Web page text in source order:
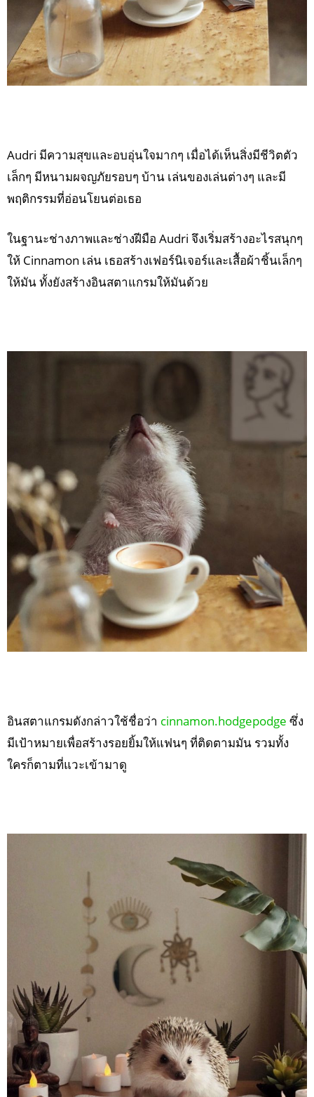
Audri มีความสุขและอบอุ่นใจมากๆ เมื่อได้เห็นสิ่งมีชีวิตตัว
เล็กๆ มีหนามผจญภัยรอบๆ บ้าน เล่นของเล่นต่างๆ และมี
พฤติกรรมที่อ่อนโยนต่อเธอ
ในฐานะช่างภาพและช่างฝีมือ Audri จึงเริ่มสร้างอะไรสนุกๆ
ให้ Cinnamon เล่น เธอสร้างเฟอร์นิเจอร์และเสื้อผ้าชิ้นเล็กๆ
ให้มัน ทั้งยังสร้างอินสตาแกรมให้มันด้วย
อินสตาแกรมดังกล่าวใช้ชื่อว่า cinnamon.hodgepodge ซึ่ง
มีเป้าหมายเพื่อสร้างรอยยิ้มให้แฟนๆ ที่ติดตามมัน รวมทั้ง
ใครก็ตามที่แวะเข้ามาดู